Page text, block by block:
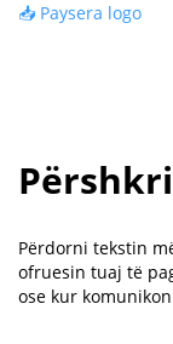
📥 Paysera logo
Përdorni tekstin
ofruesin tuaj të
ose kur